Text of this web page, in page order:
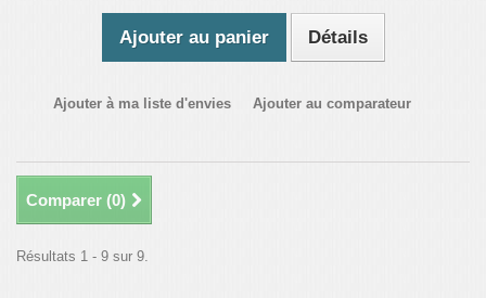
Ajouter au panier Détails
Ajouter à ma liste d'envies Ajouter au comparateur
Comparer (0)
Résultats 1 - 9 sur 9.